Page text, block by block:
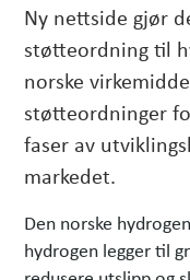
Ny nettside gjør
støtteordning til
norske
støtteordninger
faser av
markedet.
Den norske
hydrogen legger til